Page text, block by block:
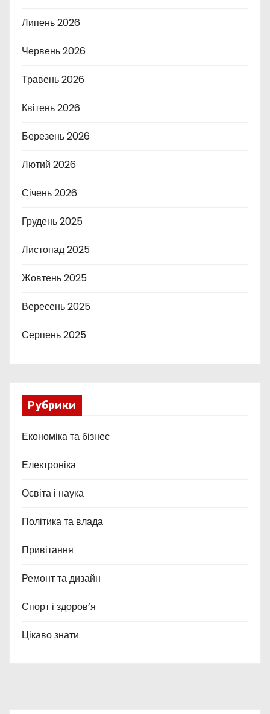
Липень 2026
Червень 2026
Травень 2026
Квітень 2026
Березень 2026
Лютий 2026
Січень 2026
Грудень 2025
Листопад 2025
Жовтень 2025
Вересень 2025
Серпень 2025
Рубрики
Економіка та бізнес
Електроніка
Освіта і наука
Політика та влада
Привітання
Ремонт та дизайн
Спорт і здоров’я
Цікаво знати